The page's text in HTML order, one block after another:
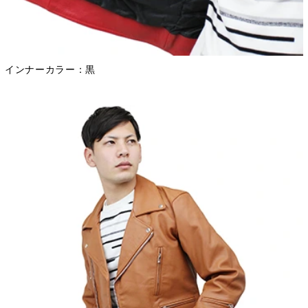
インナーカラー：黒